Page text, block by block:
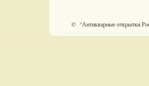
© "Антикварные открытки